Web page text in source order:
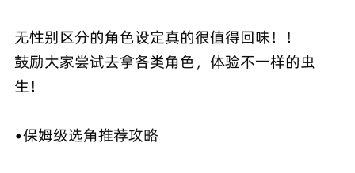
无性别区分的角色设定真的很值得回味！！
鼓励大家尝试去拿各类角色，体验不一样的虫
生！
•保姆级选角推荐攻略